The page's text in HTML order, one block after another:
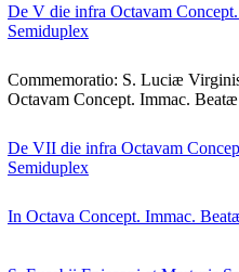
De V die infra Octavam
Semiduplex
Commemoratio: S. Luciæ
Octavam Concept. Immac.
De VII die infra Octavam
Semiduplex
In Octava Concept. Immac.